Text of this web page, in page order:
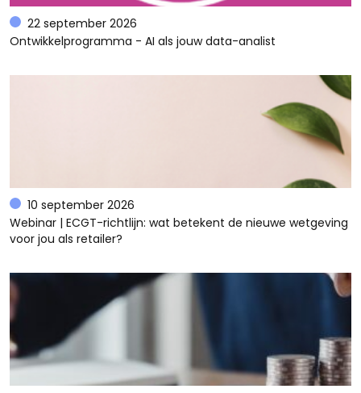
22 september 2026
Ontwikkelprogramma - AI als jouw data-analist
10 september 2026
Webinar | ECGT-richtlijn: wat betekent de nieuwe wetgeving
voor jou als retailer?